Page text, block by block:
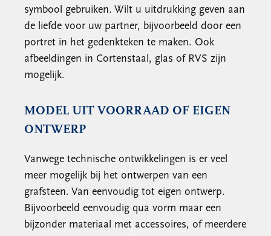
symbool gebruiken. Wilt u uitdrukking geven aan
de liefde voor uw partner, bijvoorbeeld door een
portret in het gedenkteken te maken. Ook
afbeeldingen in Cortenstaal, glas of RVS zijn
mogelijk.
MODEL UIT VOORRAAD OF EIGEN
ONTWERP
Vanwege technische ontwikkelingen is er veel
meer mogelijk bij het ontwerpen van een
grafsteen. Van eenvoudig tot eigen ontwerp.
Bijvoorbeeld eenvoudig qua vorm maar een
bijzonder materiaal met accessoires, of meerdere